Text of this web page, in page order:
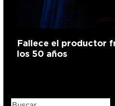
Fallece el productor
los 50 años